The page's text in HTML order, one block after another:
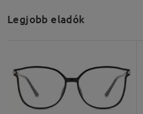
Legjobb eladók